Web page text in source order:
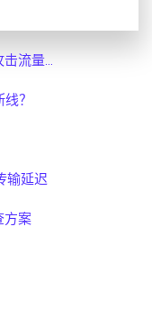
流量...
？
输延迟
方案